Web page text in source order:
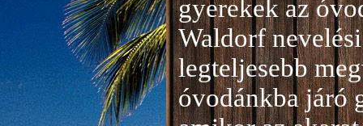
gyerekek az
Waldorf
legteljesebb
óvodánkba járó